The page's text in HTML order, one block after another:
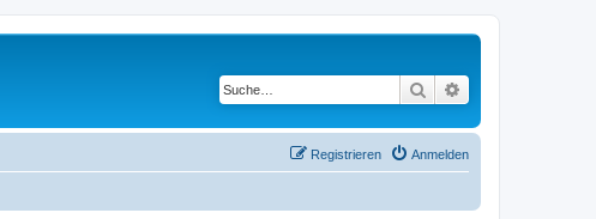
Suche
Anmelden
Registrieren